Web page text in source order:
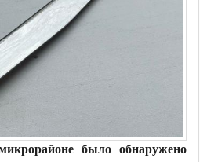
было обнаружено